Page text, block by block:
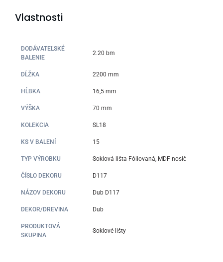
Vlastnosti
DODÁVATEĽSKÉ
BALENIE
2.20 bm
DĹŽKA 2200 mm
HĹBKA 16,5 mm
VÝŠKA 70 mm
KOLEKCIA SL18
KS V BALENÍ 15
TYP VÝROBKU Soklová lišta Fóliovaná, MDF nosič
ČÍSLO DEKORU D117
NÁZOV DEKORU Dub D117
DEKOR/DREVINA Dub
PRODUKTOVÁ
SKUPINA
Soklové lišty